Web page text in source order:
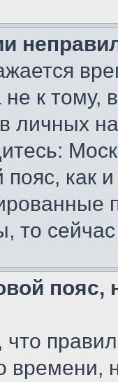
не к тому,
личных
пояс, как
то
пояс,